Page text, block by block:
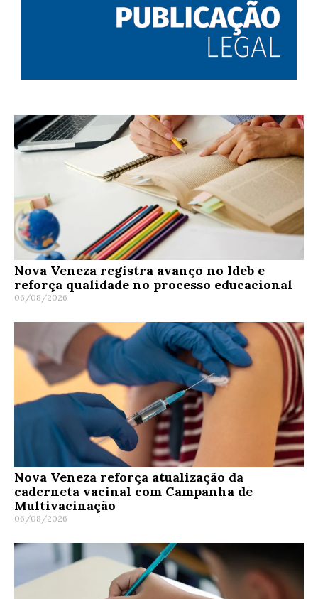
Nova Veneza registra avanço no Ideb e
reforça qualidade no processo educacional
06/08/2026
Nova Veneza reforça atualização da
caderneta vacinal com Campanha de
Multivacinação
06/08/2026